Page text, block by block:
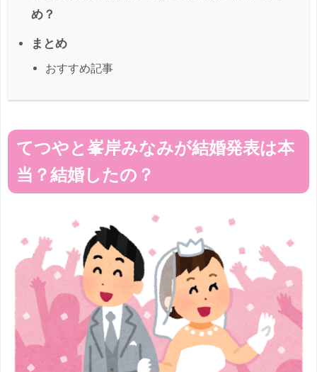
め？
まとめ
おすすめ記事
てつやと峯岸みなみが結婚発表は本
当？結婚したの？